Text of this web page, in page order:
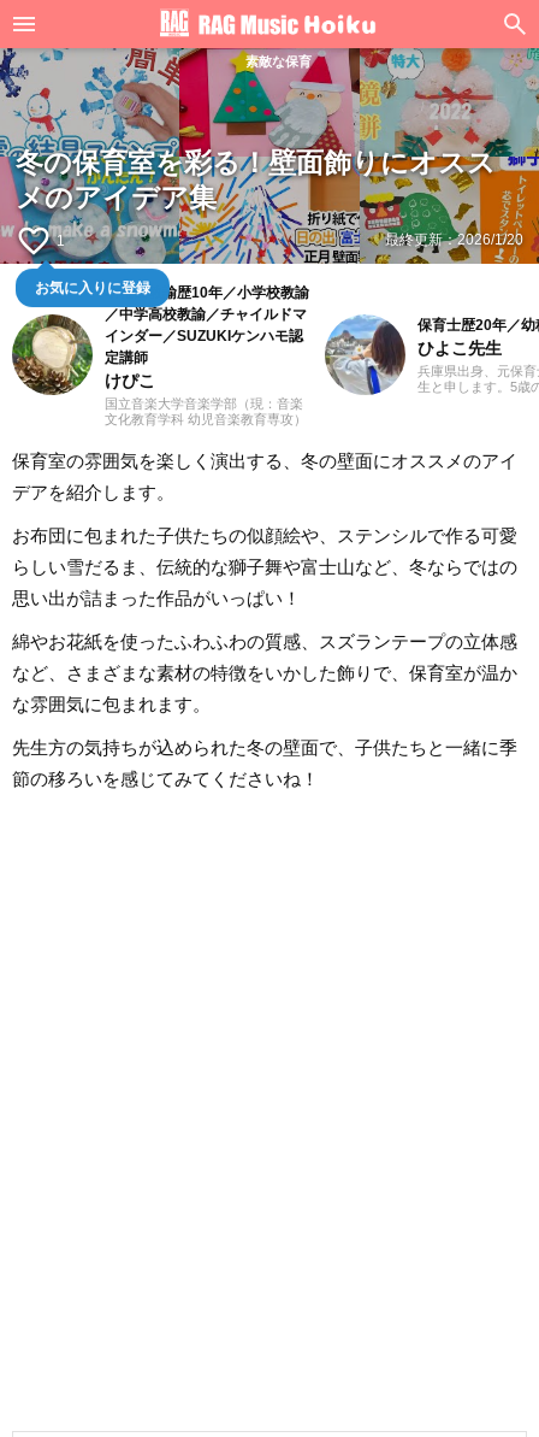
素敵な保育
冬の保育室を彩る！壁面飾りにオスス
メのアイデア集
favorite_border 1
お気に入りに登録
最終更新：2026/1/20
幼稚園教諭歴10年／小学校教諭
／中学高校教諭／チャイルドマ
インダー／SUZUKIケンハモ認
定講師
けぴこ
国立音楽大学音楽学部（現：音楽
文化教育学科 幼児音楽教育専攻）
家の草場純先生が担任でした。大
学卒業後は幼稚園教諭として10年
間、学童保育指導員として7年間勤
務した後、シンガポールのインタ
として赴任。音楽教育だけでな
く、日本文化や伝承遊び、レクリ
エーションなども伝える活動をお
こない、多くの子供たちと関わっ
てきました。その後、小学館にて
フリーランスライター、企画、編
出会いもへて、伝えることの楽し
さを経験。教育現場で培った視点
と編集者としての経験を活かし、
インプットとアウトプットを大切
に音楽や子供に関わる分野を中心
に実践に役立つ情報をお届けしま
もちゃ、お絵描き、伝承あそび、
ト。特技はコマ技。
保育士歴20年／幼
ひよこ先生
兵庫県出身、元保
生と申します。5歳
感じながらも（笑
いきたいと思って
保育室の雰囲気を楽しく演出する、冬の壁面にオススメのアイ
デアを紹介します。
お布団に包まれた子供たちの似顔絵や、ステンシルで作る可愛
らしい雪だるま、伝統的な獅子舞や富士山など、冬ならではの
思い出が詰まった作品がいっぱい！
綿やお花紙を使ったふわふわの質感、スズランテープの立体感
など、さまざまな素材の特徴をいかした飾りで、保育室が温か
な雰囲気に包まれます。
先生方の気持ちが込められた冬の壁面で、子供たちと一緒に季
節の移ろいを感じてみてくださいね！